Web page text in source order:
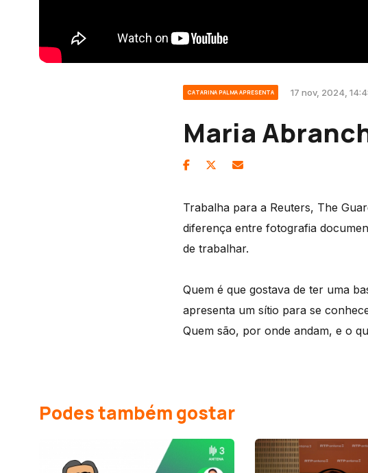
CATARINA PALMA APRESENTA 17 nov, 2024,
Maria
Trabalha para a Reuters, The
diferença entre fotografia
de trabalhar.
Quem é que gostava de ter uma
apresenta um sítio para se
Quem são, por onde andam, e o
Podes também gostar